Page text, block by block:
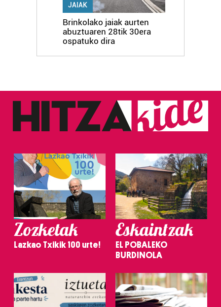
JAIAK
Brinkolako jaiak aurten
abuztuaren 28tik 30era
ospatuko dira
Zozketak
Lazkao Txikik 100 urte!
Eskaintzak
EL POBALEKO
BURDINOLA